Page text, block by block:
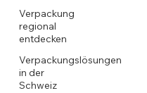
Verpackung
regional
entdecken
Verpackungslösungen
in der
Schweiz